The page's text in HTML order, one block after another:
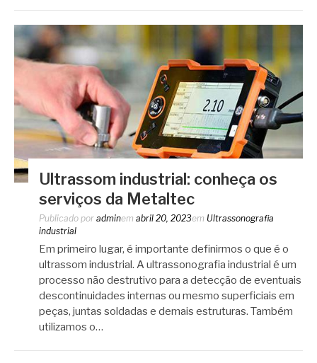
Ultrassom industrial: conheça os
serviços da Metaltec
Publicado por adminem abril 20, 2023em Ultrassonografia
industrial
Em primeiro lugar, é importante definirmos o que é o
ultrassom industrial. A ultrassonografia industrial é um
processo não destrutivo para a detecção de eventuais
descontinuidades internas ou mesmo superficiais em
peças, juntas soldadas e demais estruturas. Também
utilizamos o…